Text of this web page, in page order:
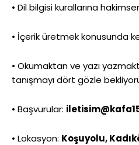
• Dil bilgisi kurallarına
• İçerik üretmek konusunda
• Okumaktan ve yazı
tanışmayı dört gözle
• Başvurular:
• Lokasyon: Koşuyolu,